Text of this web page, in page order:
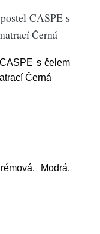
CASPE s
Černá
s čelem
Černá
Modrá,